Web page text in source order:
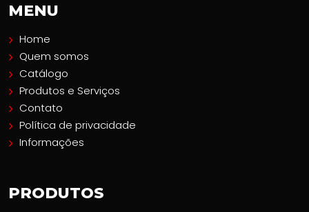
MENU
Home
Quem somos
Catálogo
Produtos e Serviços
Contato
Política de privacidade
Informações
PRODUTOS